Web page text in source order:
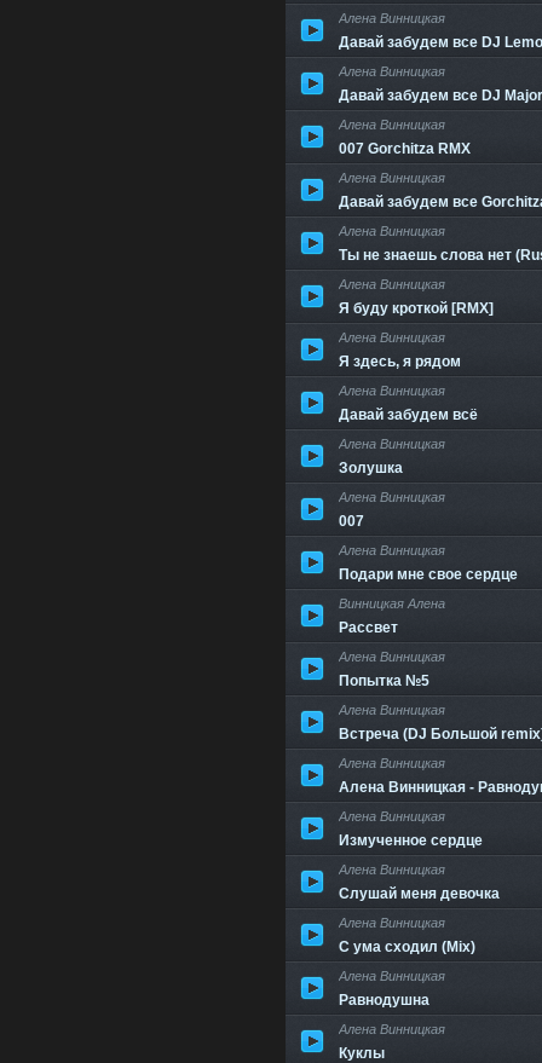
Алена Винницкая
Давай забудем все DJ
Алена Винницкая
Давай забудем все DJ
Алена Винницкая
007 Gorchitza RMX
Алена Винницкая
Давай забудем все
Алена Винницкая
Ты не знаешь слова нет
Алена Винницкая
Я буду кроткой [RMX]
Алена Винницкая
Я здесь, я рядом
Алена Винницкая
Давай забудем всё
Алена Винницкая
Золушка
Алена Винницкая
007
Алена Винницкая
Подари мне свое сердце
Винницкая Алена
Рассвет
Алена Винницкая
Попытка №5
Алена Винницкая
Встреча (DJ Большой
Алена Винницкая
Алена Винницкая -
Алена Винницкая
Измученное сердце
Алена Винницкая
Слушай меня девочка
Алена Винницкая
С ума сходил (Mix)
Алена Винницкая
Равнодушна
Алена Винницкая
Куклы